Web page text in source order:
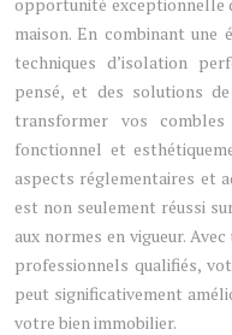
maison. En combinant une
techniques d’isolation
pensé, et des solutions
transformer vos
fonctionnel et
aspects réglementaires et
est non seulement réussi
aux normes en vigueur.
professionnels qualifiés,
peut significativement
votre bien immobilier.